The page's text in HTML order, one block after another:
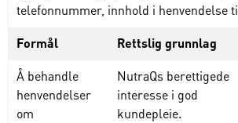
telefonnummer, innhold i henvendelse
Formål
Rettslig grunnlag
Å behandle
henvendelser
om
NutraQs berettigede
interesse i god
kundepleie.